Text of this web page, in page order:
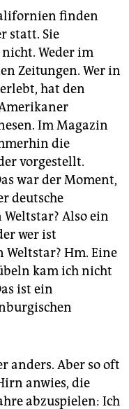
finden
statt. Sie
Weder im
Zeitungen. Wer in
hat den
Im Magazin
die
vorgestellt.
war der Moment,
deutsche
Also ein
wer ist
Hm. Eine
kam ich nicht
ist ein
anders. Aber so oft
anwies, die
abzuspielen: Ich